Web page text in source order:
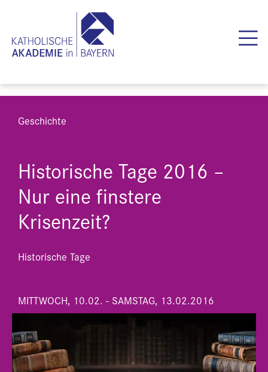
Geschichte
Historische Tage 2016 –
Nur eine finstere
Krisenzeit?
Historische Tage
MITTWOCH, 10.02. - SAMSTAG, 13.02.2016